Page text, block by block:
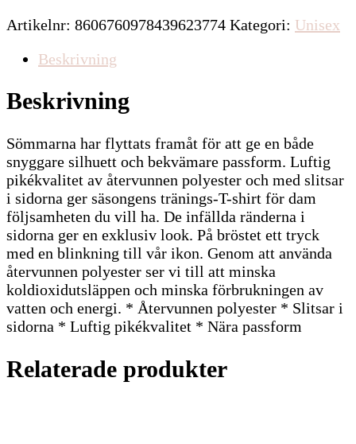
Artikelnr: 8606760978439623774 Kategori: Unisex
Beskrivning
Beskrivning
Sömmarna har flyttats framåt för att ge en både
snyggare silhuett och bekvämare passform. Luftig
pikékvalitet av återvunnen polyester och med slitsar
i sidorna ger säsongens tränings-T-shirt för dam
följsamheten du vill ha. De infällda ränderna i
sidorna ger en exklusiv look. På bröstet ett tryck
med en blinkning till vår ikon. Genom att använda
återvunnen polyester ser vi till att minska
koldioxidutsläppen och minska förbrukningen av
vatten och energi. * Återvunnen polyester * Slitsar i
sidorna * Luftig pikékvalitet * Nära passform
Relaterade produkter